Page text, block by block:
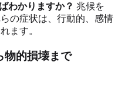
わかりますか？ 兆候を
の症状は、行動的、感情
ます。
物的損壊まで